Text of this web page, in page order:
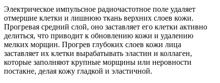
Электрическое импульсное радиочастотное поле удаляет
отмершие клетки и лишнюю ткань верхних слоев кожи.
Прогревая средний слой, оно заставляет его клетки активно
делиться, что приводит к обновлению кожи и удалению
мелких морщин. Прогрев глубоких слоев кожи лица
заставляет их клетки вырабатывать эластин и коллаген,
которые заполняют крупные морщины или неровности
постакне, делая кожу гладкой и эластичной.